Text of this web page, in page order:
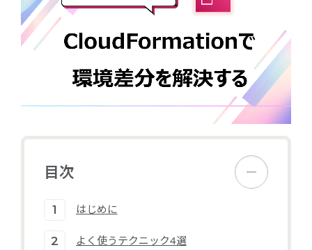
目次
はじめに
よく使うテクニック4選